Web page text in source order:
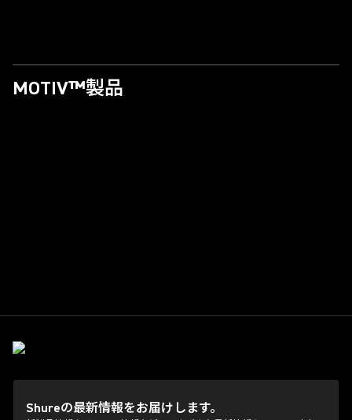
MOTIV™製品
Shureの最新情報をお届けします。